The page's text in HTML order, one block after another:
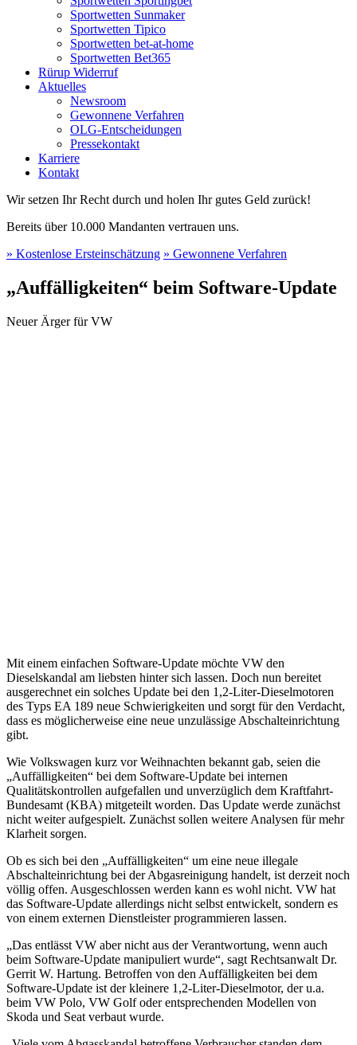
Sportwetten Sunmaker
Sportwetten Tipico
Sportwetten bet-at-home
Sportwetten Bet365
Rürup Widerruf
Aktuelles
Newsroom
Gewonnene Verfahren
OLG-Entscheidungen
Pressekontakt
Karriere
Kontakt
Wir setzen Ihr Recht durch und holen Ihr gutes Geld zurück!
Bereits über 10.000 Mandanten vertrauen uns.
» Kostenlose Ersteinschätzung » Gewonnene Verfahren
„Auffälligkeiten“ beim Software-Update
Neuer Ärger für VW
Mit einem einfachen Software-Update möchte VW den
Dieselskandal am liebsten hinter sich lassen. Doch nun bereitet
ausgerechnet ein solches Update bei den 1,2-Liter-Dieselmotoren
des Typs EA 189 neue Schwierigkeiten und sorgt für den Verdacht,
dass es möglicherweise eine neue unzulässige Abschalteinrichtung
gibt.
Wie Volkswagen kurz vor Weihnachten bekannt gab, seien die
„Auffälligkeiten“ bei dem Software-Update bei internen
Qualitätskontrollen aufgefallen und unverzüglich dem Kraftfahrt-
Bundesamt (KBA) mitgeteilt worden. Das Update werde zunächst
nicht weiter aufgespielt. Zunächst sollen weitere Analysen für mehr
Klarheit sorgen.
Ob es sich bei den „Auffälligkeiten“ um eine neue illegale
Abschalteinrichtung bei der Abgasreinigung handelt, ist derzeit noch
völlig offen. Ausgeschlossen werden kann es wohl nicht. VW hat
das Software-Update allerdings nicht selbst entwickelt, sondern es
von einem externen Dienstleister programmieren lassen.
„Das entlässt VW aber nicht aus der Verantwortung, wenn auch
beim Software-Update manipuliert wurde“, sagt Rechtsanwalt Dr.
Gerrit W. Hartung. Betroffen von den Auffälligkeiten bei dem
Software-Update ist der kleinere 1,2-Liter-Dieselmotor, der u.a.
beim VW Polo, VW Golf oder entsprechenden Modellen von
Skoda und Seat verbaut wurde.